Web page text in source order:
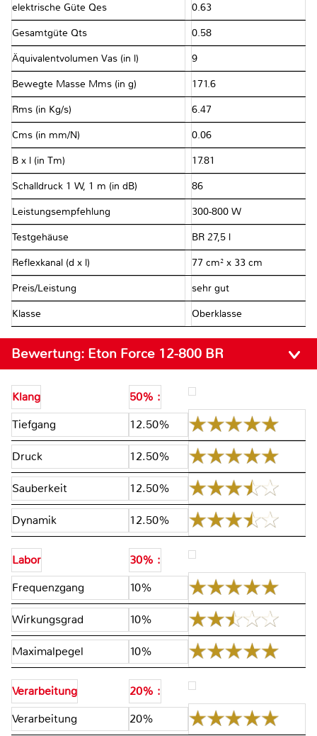
elektrische Güte Qes 0.63
Gesamtgüte Qts 0.58
Äquivalentvolumen Vas (in l) 9
Bewegte Masse Mms (in g) 171.6
Rms (in Kg/s) 6.47
Cms (in mm/N) 0.06
B x l (in Tm) 17.81
Schalldruck 1 W, 1 m (in dB) 86
Leistungsempfehlung 300-800 W
Testgehäuse BR 27,5 l
Reflexkanal (d x l) 77 cm² x 33 cm
Preis/Leistung sehr gut
Klasse Oberklasse
Bewertung: Eton Force 12-800 BR
Klang
50% :
Tiefgang
12.50%
Druck 12.50%
Sauberkeit 12.50%
Dynamik 12.50%
Labor
30% :
Frequenzgang
10%
Wirkungsgrad 10%
Maximalpegel 10%
Verarbeitung
20% :
Verarbeitung
20%